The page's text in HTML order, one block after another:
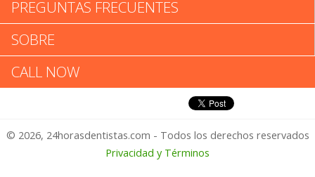
Ronald Lewis Owen
Ronald Lewis Owen: Califica tu
Experiencia
1 – No Feliz
PREGUNTAS FRECUENTES
SOBRE
CALL NOW
© 2026, 24horasdentistas.com - Todos los derechos reservados
Privacidad y Términos